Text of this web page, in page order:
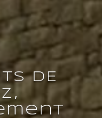
DE
,